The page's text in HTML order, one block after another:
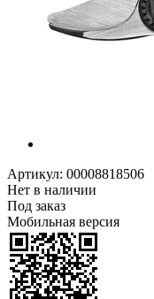
Артикул: 00008818506
Нет в наличии
Под заказ
Мобильная версия